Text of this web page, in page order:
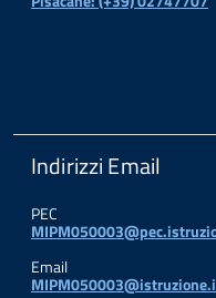
Indirizzi Email
PEC
Email